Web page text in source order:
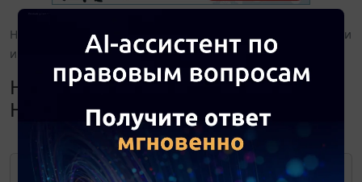
Новости и аналитика
Налоги
и налогообложение
Навигатор. Июнь 2011
Налоги и налогообложение.
Навигатор. Июнь 2011
ИЮНЬ
2011